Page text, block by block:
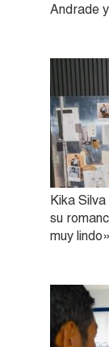
Andrade
Kika
su
muy lindo»